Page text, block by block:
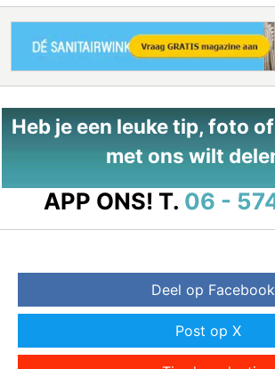
Heb je een leuke tip, foto
met ons wilt
APP ONS! T. 06 -
Deel op Facebook
Post op X